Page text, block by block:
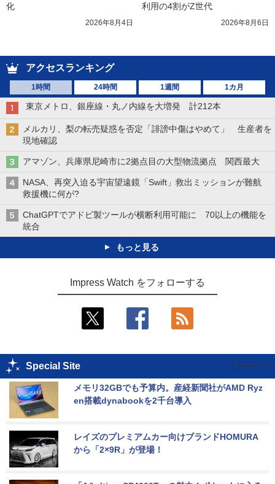
化
2026年8月4日
利用の4割がZ世代
2026年8月6日
アクセスランキング
1時間 24時間 1週間 1カ月
東京メトロ、銀座線・丸ノ内線を大増発 計212本
メルカリ、梨の転売疑惑を否定「誹謗中傷はやめて」 生産者を
現地確認
アマゾン、兵庫県尼崎市に2拠点目の大型物流拠点 関西最大
NASA、再突入迫る宇宙望遠鏡「Swift」救出ミッションが難航
救援機に何が?
ChatGPTでアドビ製ツールが横断利用可能に 70以上の機能を
統合
もっと見る
Impress Watch をフォローする
Special Site
メモリ32GBでも予算内。産経新聞社がAMD Ryz
en搭載dynabookを2千台導入
レイズのプレミアムカー向けブランドHOMURA
から「2×9R」が登場！